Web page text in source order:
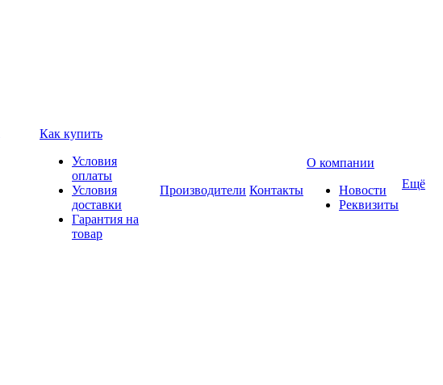
Как купить
Условия
оплаты
Условия
доставки
Гарантия на
товар
Производители Контакты
О компании
Новости
Реквизиты
Ещё